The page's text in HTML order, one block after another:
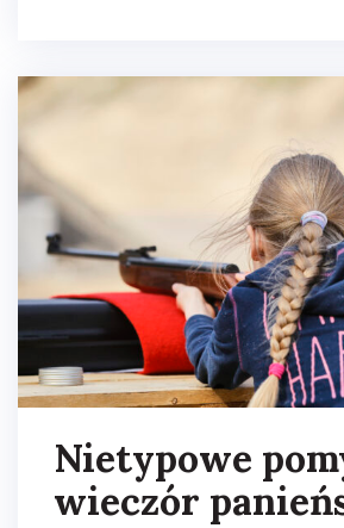
Nietypowe
wieczór